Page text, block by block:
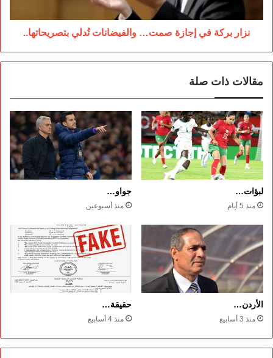
بتصريحاتها..
نزار بركة في إجازة صمت… والفيضانات تُدلي بتصريحاتها..
مقالات ذات صلة
لبؤات…
منذ 5 أيام
جواو…
منذ أسبوعين
الأردن…
منذ 3 أسابيع
حقيقة…
منذ 4 أسابيع